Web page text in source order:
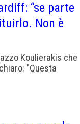
“se parte
Non è
Koulierakis che
"Questa